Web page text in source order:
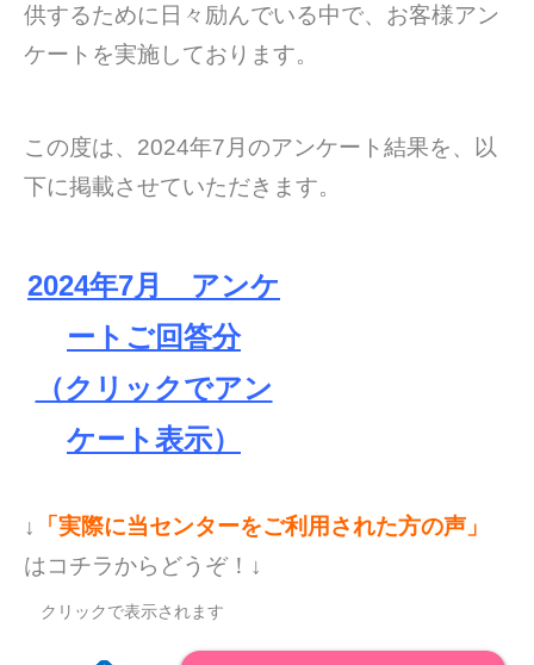
供するために日々励んでいる中で、お客様アン
ケートを実施しております。
この度は、2024年7月のアンケート結果を、以
下に掲載させていただきます。
2024年7月 アンケ
ートご回答分
（クリックでアン
ケート表示）
↓
「実際に当センターをご利用された方の声」
はコチラからどうぞ！↓
クリックで表示されます